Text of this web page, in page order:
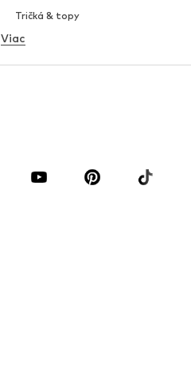
Tričká & topy
Bielizeň
Blúzky & tuniky
Premium
Viac